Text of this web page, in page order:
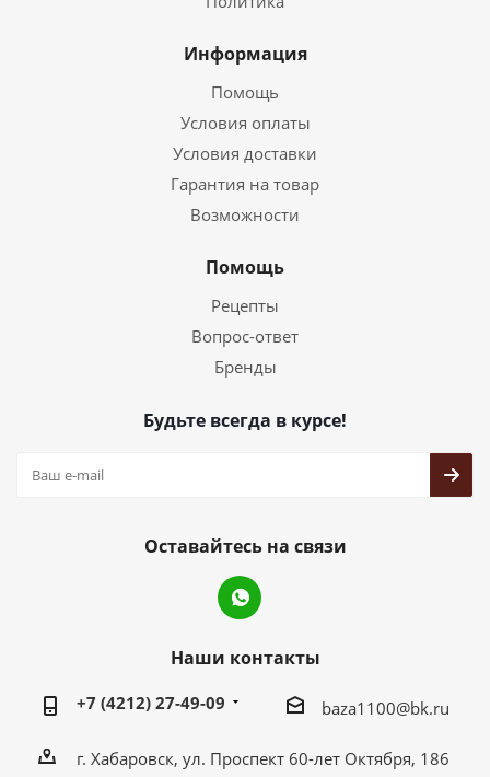
Информация
Помощь
Условия оплаты
Условия доставки
Гарантия на товар
Возможности
Помощь
Рецепты
Вопрос-ответ
Бренды
Будьте всегда в курсе!
Оставайтесь на связи
Наши контакты
+7 (4212) 27-49-09 baza1100@bk.ru
г. Хабаровск, ул. Проспект 60-лет Октября, 186